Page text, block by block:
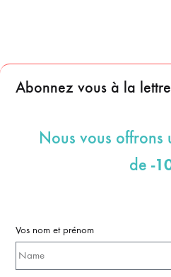
Abonnez vous à la
Nous vous offrons
de -
Vos nom et prénom